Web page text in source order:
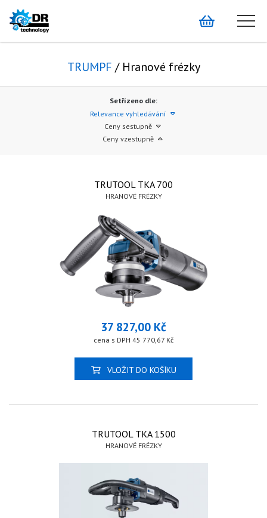
TRUMPF / Hranové frézky
Setřízeno dle:
Relevance vyhledávání
Ceny sestupně
Ceny vzestupně
TRUTOOL TKA 700
HRANOVÉ FRÉZKY
37 827,00 Kč
cena s DPH 45 770,67 Kč
VLOŽIT DO KOŠÍKU
TRUTOOL TKA 1500
HRANOVÉ FRÉZKY